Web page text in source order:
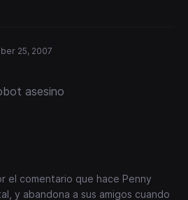
25, 2007
asesino
el comentario que hace Penny
y abandona a sus amigos cuando